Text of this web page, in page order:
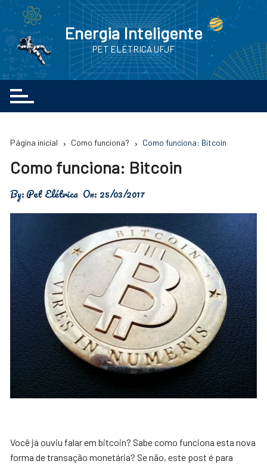
Ir
conteúdo
Energia Inteligente
PET ELÉTRICA UFJF
Página inicial Como funciona? Como funciona: Bitcoin
Como funciona: Bitcoin
By:Pet Elétrica On: 25/03/2017
Você já ouviu falar em bitcoin? Sabe como funciona esta nova
forma de transação monetária? Se não, este post é para